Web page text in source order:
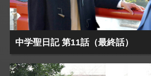
中学聖日記 第11話（最終話）